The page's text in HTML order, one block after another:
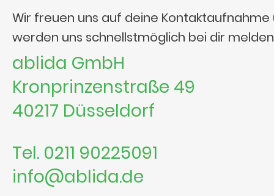
Wir freuen uns auf deine Kontaktaufnahme
werden uns schnellstmöglich bei dir
ablida GmbH
Kronprinzenstraße 49
40217 Düsseldorf
Tel. 0211 90225091
info@ablida.de